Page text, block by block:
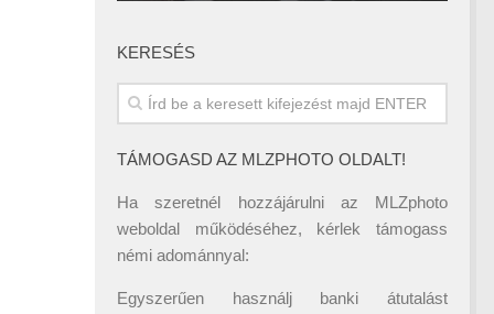
KERESÉS
TÁMOGASD AZ MLZPHOTO OLDALT!
Ha szeretnél hozzájárulni az MLZphoto
weboldal működéséhez, kérlek támogass
némi adománnyal:
Egyszerűen használj banki átutalást